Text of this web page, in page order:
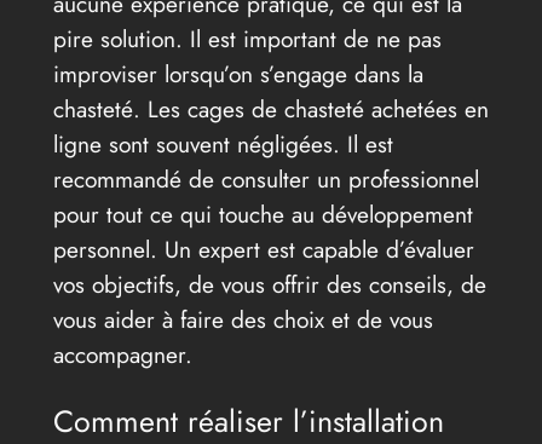
pire solution. Il est important de ne pas
improviser lorsqu’on s’engage dans la
chasteté. Les cages de chasteté achetées en
ligne sont souvent négligées. Il est
recommandé de consulter un professionnel
pour tout ce qui touche au développement
personnel. Un expert est capable d’évaluer
vos objectifs, de vous offrir des conseils, de
vous aider à faire des choix et de vous
accompagner.
Comment réaliser l’installation